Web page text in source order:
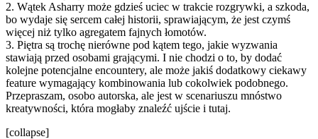
2. Wątek Asharry może gdzieś uciec w trakcie rozgrywki, a szkoda,
bo wydaje się sercem całej historii, sprawiającym, że jest czymś
więcej niż tylko agregatem fajnych łomotów.
3. Piętra są trochę nierówne pod kątem tego, jakie wyzwania
stawiają przed osobami grającymi. I nie chodzi o to, by dodać
kolejne potencjalne encountery, ale może jakiś dodatkowy ciekawy
feature wymagający kombinowania lub cokolwiek podobnego.
Przepraszam, osobo autorska, ale jest w scenariuszu mnóstwo
kreatywności, która mogłaby znaleźć ujście i tutaj.
[collapse]